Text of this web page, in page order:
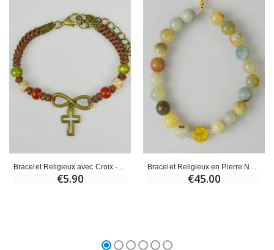
€5.90 €45.00